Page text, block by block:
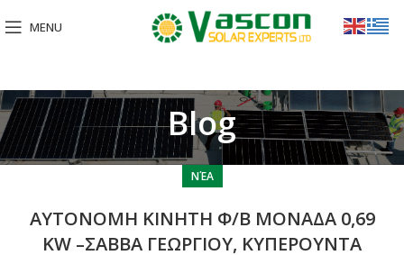
MENU
Blog
ΝΈΑ
ΑΥΤΟΝΟΜΗ ΚΙΝΗΤΗ Φ/Β ΜΟΝΑΔΑ 0,69
KW –ΣΑΒΒΑ ΓΕΩΡΓΙΟΥ, ΚΥΠΕΡΟΥΝΤΑ